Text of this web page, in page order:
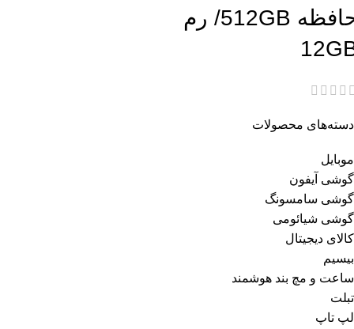
دسته‌های محصولات
موبایل
گوشی آیفون
گوشی سامسونگ
گوشی شیائومی
کالای دیجیتال
بیسیم
ساعت و مچ بند هوشمند
تبلت
لپ تاپ
حافظه 512GB/ رم